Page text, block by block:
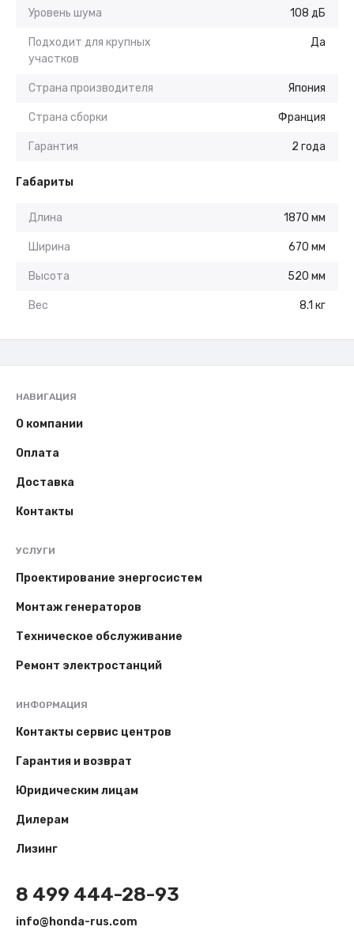
Уровень шума 108 дБ
Подходит для крупных
участков
Да
Страна производителя Япония
Страна сборки Франция
Гарантия 2 года
Габариты
Длина 1870 мм
Ширина 670 мм
Высота 520 мм
Вес 8.1 кг
НАВИГАЦИЯ
О компании
Оплата
Доставка
Контакты
УСЛУГИ
Проектирование энергосистем
Монтаж генераторов
Техническое обслуживание
Ремонт электростанций
ИНФОРМАЦИЯ
Контакты сервис центров
Гарантия и возврат
Юридическим лицам
Дилерам
Лизинг
8 499 444-28-93
info@honda-rus.com